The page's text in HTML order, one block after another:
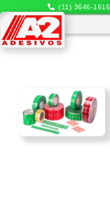
(11) 3646-1616